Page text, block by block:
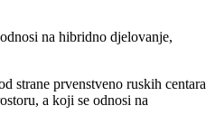
na hibridno djelovanje,
strane prvenstveno ruskih centara
a koji se odnosi na